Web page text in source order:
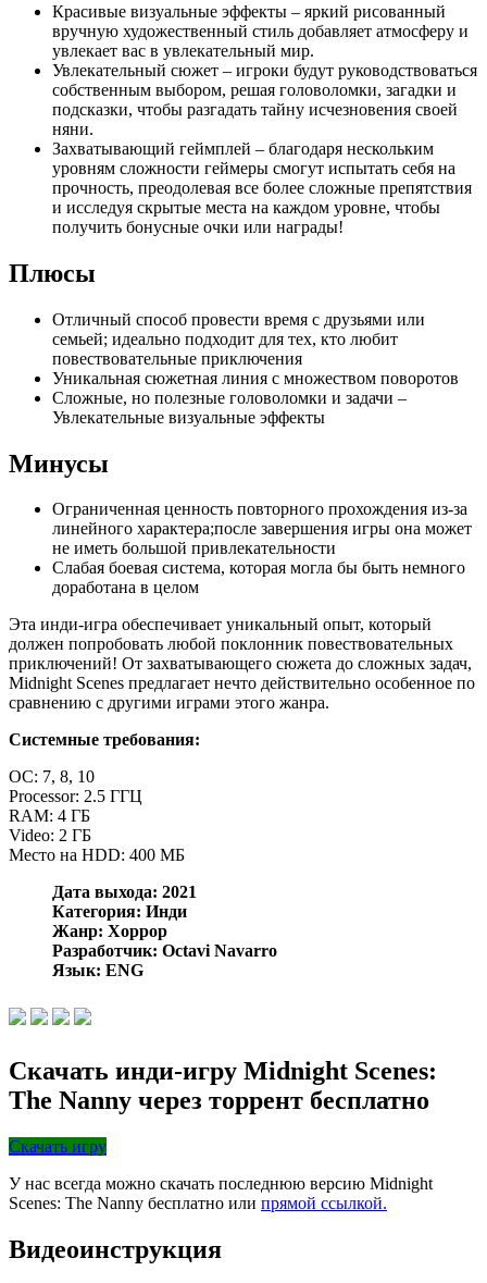
Красивые визуальные эффекты – яркий рисованный
вручную художественный стиль добавляет атмосферу и
увлекает вас в увлекательный мир.
Увлекательный сюжет – игроки будут руководствоваться
собственным выбором, решая головоломки, загадки и
подсказки, чтобы разгадать тайну исчезновения своей
няни.
Захватывающий геймплей – благодаря нескольким
уровням сложности геймеры смогут испытать себя на
прочность, преодолевая все более сложные препятствия
и исследуя скрытые места на каждом уровне, чтобы
получить бонусные очки или награды!
Плюсы
Отличный способ провести время с друзьями или
семьей; идеально подходит для тех, кто любит
повествовательные приключения
Уникальная сюжетная линия с множеством поворотов
Сложные, но полезные головоломки и задачи –
Увлекательные визуальные эффекты
Минусы
Ограниченная ценность повторного прохождения из-за
линейного характера;после завершения игры она может
не иметь большой привлекательности
Слабая боевая система, которая могла бы быть немного
доработана в целом
Эта инди-игра обеспечивает уникальный опыт, который
должен попробовать любой поклонник повествовательных
приключений! От захватывающего сюжета до сложных задач,
Midnight Scenes предлагает нечто действительно особенное по
сравнению с другими играми этого жанра.
Системные требования:
OC: 7, 8, 10
Processor: 2.5 ГГЦ
RAM: 4 ГБ
Video: 2 ГБ
Место на HDD: 400 МБ
Дата выхода: 2021
Категория: Инди
Жанр: Хоррор
Разработчик: Octavi Navarro
Язык: ENG
Скачать инди-игру Midnight Scenes:
The Nanny через торрент бесплатно
Скачать игру
У нас всегда можно скачать последнюю версию Midnight
Scenes: The Nanny бесплатно или прямой ссылкой.
Видеоинструкция